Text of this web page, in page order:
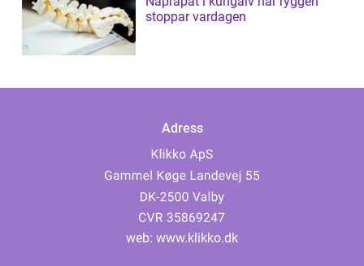
stoppar vardagen
Adress
web: www.klikko.dk